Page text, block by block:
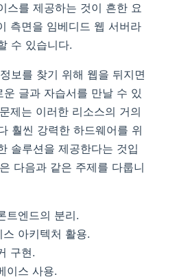
스를 제공하는 것이 흔한 요
측면을 임베디드 웹 서버라
수 있습니다.
보를 찾기 위해 웹을 뒤지면
운 글과 자습서를 만날 수 있
제는 이러한 리소스의 거의
훨씬 강력한 하드웨어를 위
솔루션을 제공한다는 것입
다음과 같은 주제를 다룹니
트엔드의 분리.
스 아키텍처 활용.
구현.
이스 사용.